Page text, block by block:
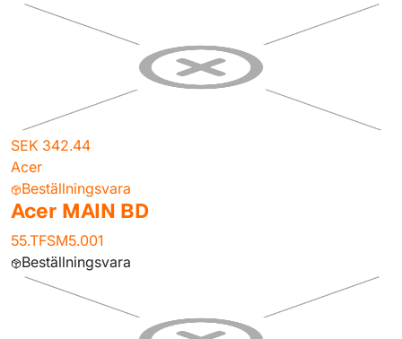
SEK 342.44
Acer
Beställningsvara
Acer MAIN BD
55.TFSM5.001
Beställningsvara